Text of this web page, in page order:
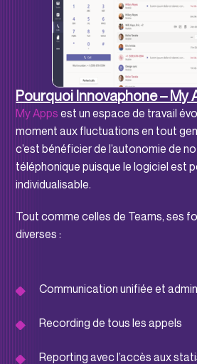
Pourquoi Innovaphone – My
My Apps est un espace de travail
moment aux fluctuations en tout
c’est bénéficier de l’autonomie de
téléphonique puisque le logiciel est
individualisable.
Tout comme celles de Teams, ses
diverses :
Communication unifiée et
Recording de tous les appels
Reporting avec l’accès aux